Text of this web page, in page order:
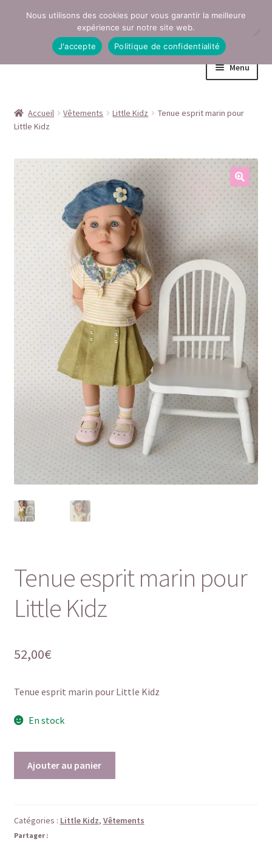
Aller
navigation
Aller
Menu
Conditions générales de vente
Contact
Mentions légales
Mon compte
Page Boutique
Panier
Politique de confidentialité
Politique de cookies (UE)
Validation de la commande
Accueil Vêtements Little Kidz
Tenue esprit marin pour
Little Kidz
Tenue esprit marin pour
Little Kidz
52,00€
Tenue esprit marin pour Little Kidz
En stock
marin
pour
Ajouter au panier
Catégories : Little Kidz, Vêtements
Partager :
Nous utilisons des cookies pour vous garantir la meilleure
expérience sur notre site web.
J'accepte
Politique de confidentialité